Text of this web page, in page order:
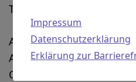
Impressum
Datenschutzerklärung
Erklärung zur
Trauerbewältigung.
Aber das war nicht alles!
Auch die Infostände von
Organisationen waren